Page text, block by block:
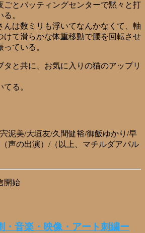
ごとバッティングセンターで黙々と打
。
んは数ミリも浮いてなんかなくて、軸
けて滑らかな体重移動で腰を回転させ
ている。
タと共に、お気に入りの猫のアップリ
る。
泥美/大垣友/久間健裕/御飯ゆかり/早
声の出演）/（以上、マチルダアパル
開始
・音楽・映像・アート刺繍ー